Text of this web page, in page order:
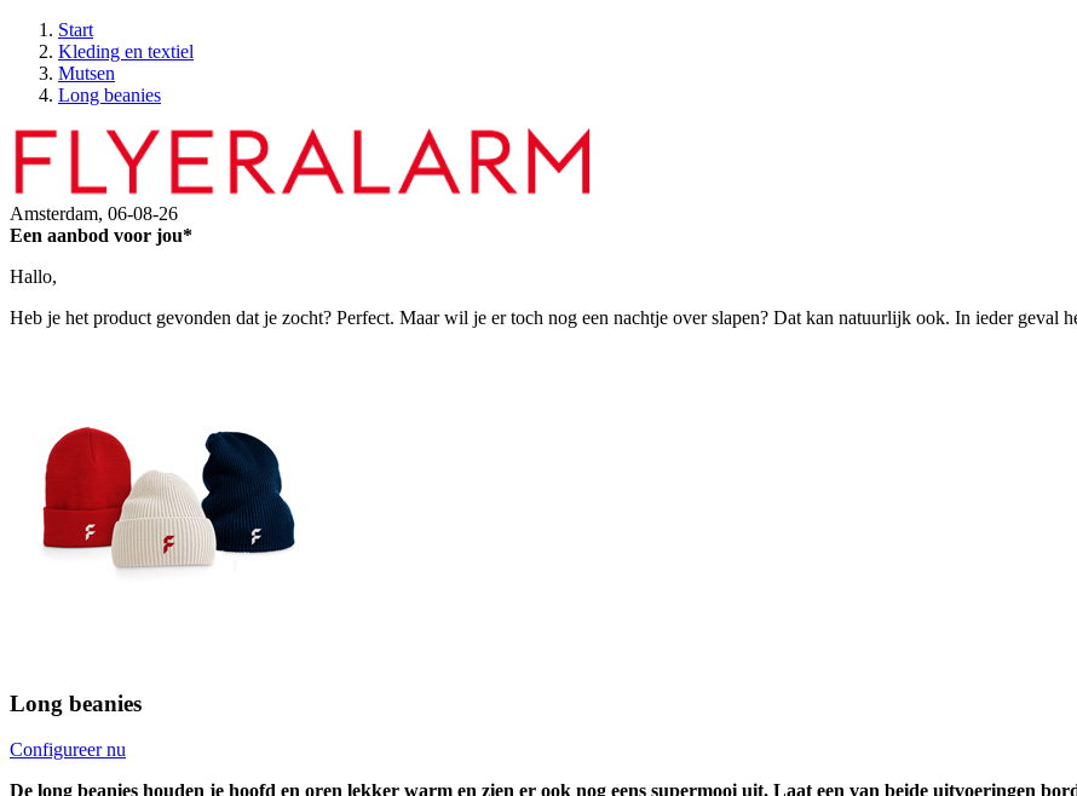
Start
Kleding en textiel
Mutsen
Long beanies
Amsterdam, 06-08-26
Een aanbod voor jou*
Hallo,
Heb je het product gevonden dat je zocht? Perfect. Maar wil je er toch nog een nachtje over slapen? Dat kan natuurlijk ook. In ieder geval
Long beanies
Configureer nu
De long beanies houden je hoofd en oren lekker warm en zien er ook nog eens supermooi uit. Laat een van beide uitvoeringen